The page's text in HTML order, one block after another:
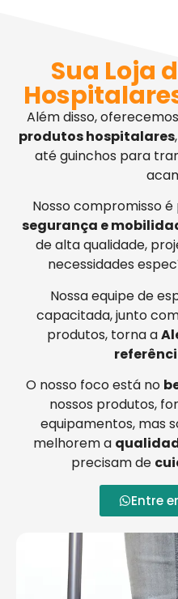
Sua Loja
Além disso,
produtos hospitalares
até guinchos para
Nosso compromisso
segurança e
de alta qualidade,
necessidades
Nossa equipe de
capacitada, junto
produtos, torna a
O nosso foco está no
nossos produtos,
equipamentos, mas
melhorem a
precisam de
Entre